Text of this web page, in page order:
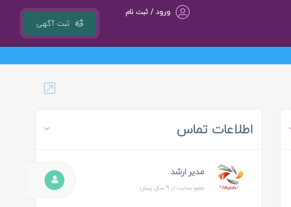
ثبت آگهی
ورود / ثبت نام
اطلاعات تماس
مدیر ارشد
عضو سایت از 9 سال پیش